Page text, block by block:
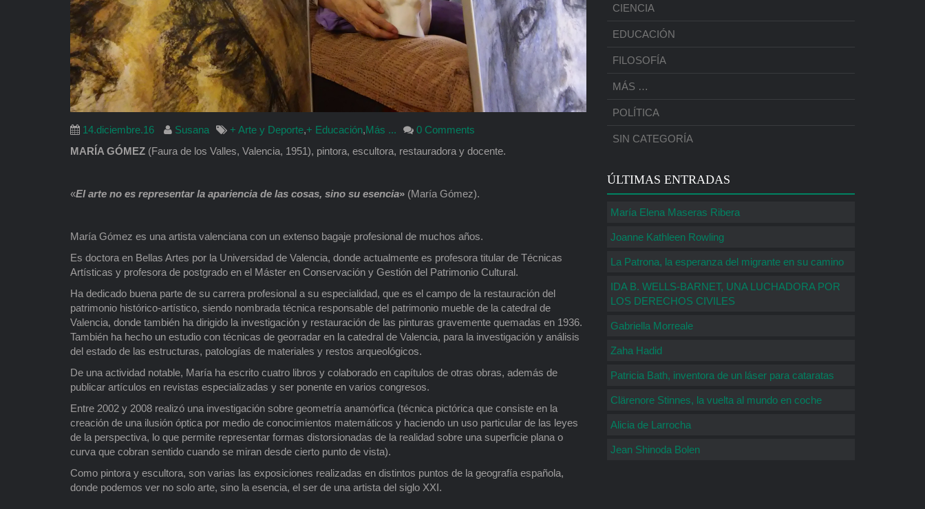
14.diciembre.16 Susana + Arte y Deporte,+ Educación,Más ...
0 Comments
MARÍA GÓMEZ (Faura de los Valles, Valencia, 1951), pintora, escultora, restauradora y docente.
«El arte no es representar la apariencia de las cosas, sino su esencia» (María Gómez).
María Gómez es una artista valenciana con un extenso bagaje profesional de muchos años.
Es doctora en Bellas Artes por la Universidad de Valencia, donde actualmente es profesora titular de Técnicas
Artísticas y profesora de postgrado en el Máster en Conservación y Gestión del Patrimonio Cultural.
Ha dedicado buena parte de su carrera profesional a su especialidad, que es el campo de la restauración del
patrimonio histórico-artístico, siendo nombrada técnica responsable del patrimonio mueble de la catedral de
Valencia, donde también ha dirigido la investigación y restauración de las pinturas gravemente quemadas en 1936.
También ha hecho un estudio con técnicas de georradar en la catedral de Valencia, para la investigación y análisis
del estado de las estructuras, patologías de materiales y restos arqueológicos.
De una actividad notable, María ha escrito cuatro libros y colaborado en capítulos de otras obras, además de
publicar artículos en revistas especializadas y ser ponente en varios congresos.
Entre 2002 y 2008 realizó una investigación sobre geometría anamórfica (técnica pictórica que consiste en la
creación de una ilusión óptica por medio de conocimientos matemáticos y haciendo un uso particular de las leyes
de la perspectiva, lo que permite representar formas distorsionadas de la realidad sobre una superficie plana o
curva que cobran sentido cuando se miran desde cierto punto de vista).
Como pintora y escultora, son varias las exposiciones realizadas en distintos puntos de la geografía española,
donde podemos ver no solo arte, sino la esencia, el ser de una artista del siglo XXI.
CIENCIA
EDUCACIÓN
FILOSOFÍA
MÁS …
POLÍTICA
SIN CATEGORÍA
ÚLTIMAS ENTRADAS
María Elena Maseras Ribera
Joanne Kathleen Rowling
La Patrona, la esperanza del migrante en su camino
IDA B. WELLS-BARNET, UNA LUCHADORA POR
LOS DERECHOS CIVILES
Gabriella Morreale
Zaha Hadid
Patricia Bath, inventora de un láser para cataratas
Clärenore Stinnes, la vuelta al mundo en coche
Alicia de Larrocha
Jean Shinoda Bolen